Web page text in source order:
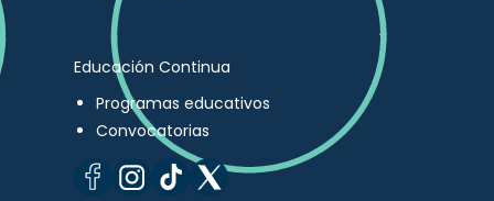
Educación Continua
Programas educativos
Convocatorias